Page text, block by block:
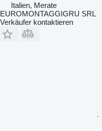
Italien, Merate
EUROMONTAGGIGRU SRL
Verkäufer kontaktieren